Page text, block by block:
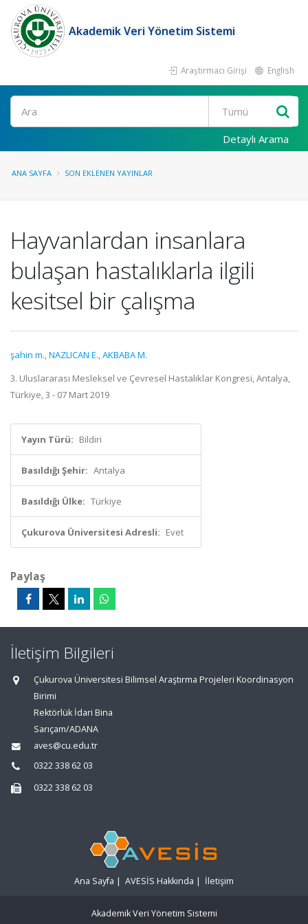
Akademik Veri Yönetim Sistemi
Araştırmacı Girişi English
Ara
Detaylı Arama
ANA SAYFA SON EKLENEN YAYINLAR
Hayvanlardan insanlara
bulaşan hastalıklarla ilgili
kesitsel bir çalışma
şahin m.,NAZLICAN E.,AKBABA M.
3. Uluslararası Mesleksel ve Çevresel Hastalıklar Kongresi, Antalya,
Türkiye, 3 - 07 Mart 2019
Yayın Türü: Bildiri
Basıldığı Şehir: Antalya
Basıldığı Ülke: Türkiye
Çukurova Üniversitesi Adresli: Evet
Paylaş
İletişim Bilgileri
Çukurova Üniversitesi Bilimsel Araştırma Projeleri Koordinasyon
Birimi
Rektörlük İdari Bina
Sarıçam/ADANA
aves@cu.edu.tr
0322 338 62 03
0322 338 62 03
Ana Sayfa | AVESİS Hakkında | İletişim
Akademik Veri Yönetim Sistemi